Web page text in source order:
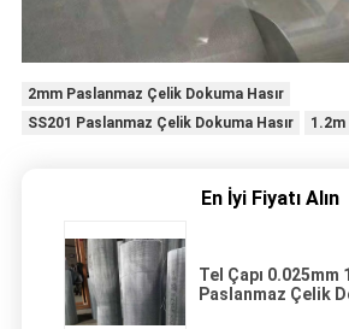
2mm Paslanmaz Çelik Dokuma Hasır
SS201 Paslanmaz Çelik Dokuma Hasır
En İyi Fiyatı Alın
Tel Çapı 0.025mm
Paslanmaz Çelik